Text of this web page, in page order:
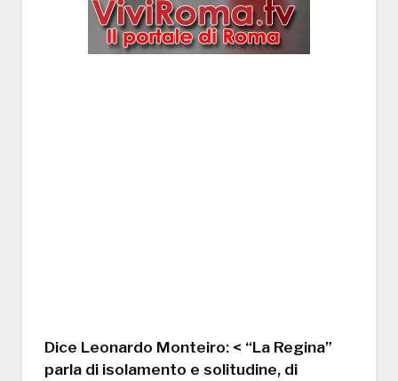
Dice Leonardo Monteiro: < “La Regina”
parla di isolamento e solitudine, di